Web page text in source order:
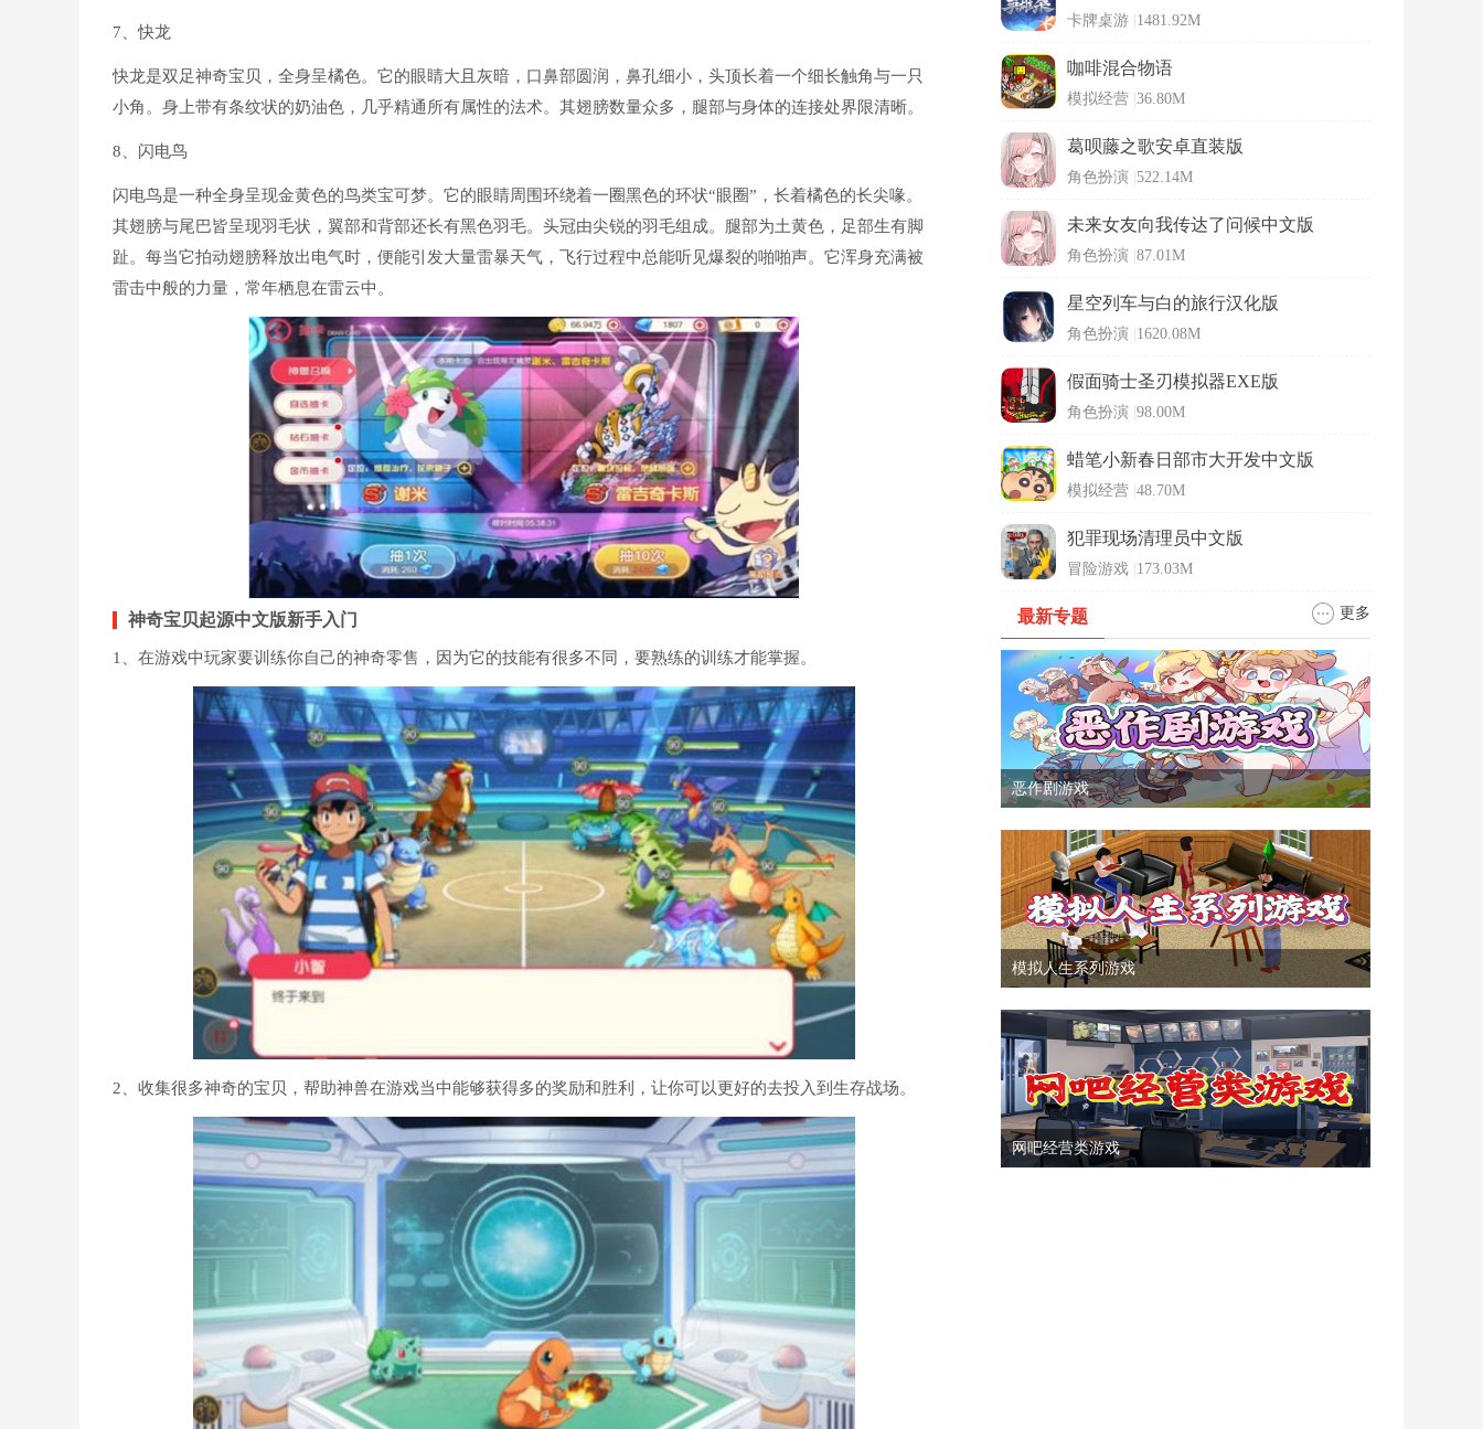
7、快龙
快龙是双足神奇宝贝，全身呈橘色。它的眼睛大且灰暗，口鼻部圆润，鼻孔细小，头顶长着一个细长触角与一只
小角。身上带有条纹状的奶油色，几乎精通所有属性的法术。其翅膀数量众多，腿部与身体的连接处界限清晰。
8、闪电鸟
闪电鸟是一种全身呈现金黄色的鸟类宝可梦。它的眼睛周围环绕着一圈黑色的环状“眼圈”，长着橘色的长尖喙。
其翅膀与尾巴皆呈现羽毛状，翼部和背部还长有黑色羽毛。头冠由尖锐的羽毛组成。腿部为土黄色，足部生有脚
趾。每当它拍动翅膀释放出电气时，便能引发大量雷暴天气，飞行过程中总能听见爆裂的啪啪声。它浑身充满被
雷击中般的力量，常年栖息在雷云中。
神奇宝贝起源中文版新手入门
1、在游戏中玩家要训练你自己的神奇零售，因为它的技能有很多不同，要熟练的训练才能掌握。
2、收集很多神奇的宝贝，帮助神兽在游戏当中能够获得多的奖励和胜利，让你可以更好的去投入到生存战场。
卡牌桌游 1481.92M
咖啡混合物语
模拟经营 36.80M
葛呗藤之歌安卓直装版
角色扮演 522.14M
未来女友向我传达了问候中文版
角色扮演 87.01M
星空列车与白的旅行汉化版
角色扮演 1620.08M
假面骑士圣刃模拟器EXE版
角色扮演 98.00M
蜡笔小新春日部市大开发中文版
模拟经营 48.70M
犯罪现场清理员中文版
冒险游戏 173.03M
最新专题 更多
恶作剧游戏
模拟人生系列游戏
网吧经营类游戏